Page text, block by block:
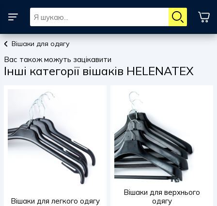
Вішаки для одягу
Вас також можуть зацікавити
Інші категорії вішаків HELENATEX
Вішаки для легкого одягу
Вішаки для верхнього
одягу